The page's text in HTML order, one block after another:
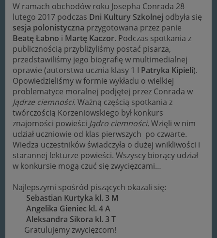
W ramach obchodów roku Josepha Conrada 28
lutego 2017 podczas Dni Kultury Szkolnej odbyła się
sesja polonistyczna przygotowana przez panie
Beatę Łabno i Martę Kaczor. Podczas spotkania z
publicznością przybliżyliśmy postać pisarza,
przedstawiliśmy jego biografię w multimedialnej
oprawie (autorstwa ucznia klasy 1 I Patryka Kipieli).
Opowiedzieliśmy w formie wykładu o wielkiej
problematyce moralnej podjętej przez Conrada w
Jądrze ciemności. Ważną częścią spotkania z
twórczością Korzeniowskiego był konkurs
znajomości powieści Jądro ciemności.Wzięli w nim
udział uczniowie od klas pierwszych po czwarte.
Wiedza uczestników świadczyła o dużej wnikliwości i
starannej lekturze powieści. Wszyscy biorący udział
w konkursie mogą czuć się zwycięzcami…
Najlepszymi spośród piszących okazali się:
Sebastian Kurtyka kl. 3 M
Angelika Gieniec kl. 4 A
Aleksandra Sikora kl. 3 T
Gratulujemy zwycięzcom!